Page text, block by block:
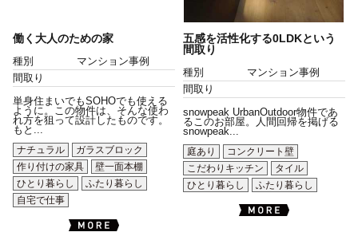
働く大人のための家
種別
マンション事例
間取り
単身住まいでもSOHOでも使える
ように。この物件は、そんな使わ
れ方を狙って設計したものです。
もと...
ナチュラル
ガラスブロック
作り付けの家具
壁一面本棚
ひとり暮らし
ふたり暮らし
自宅で仕事
五感を活性化する0LDKという
間取り
種別
マンション事例
間取り
snowpeak UrbanOutdoor物件であ
るこのお部屋。人間回帰を掲げる
snowpeak...
庭あり
コンクリート壁
こだわりキッチン
タイル
ひとり暮らし
ふたり暮らし